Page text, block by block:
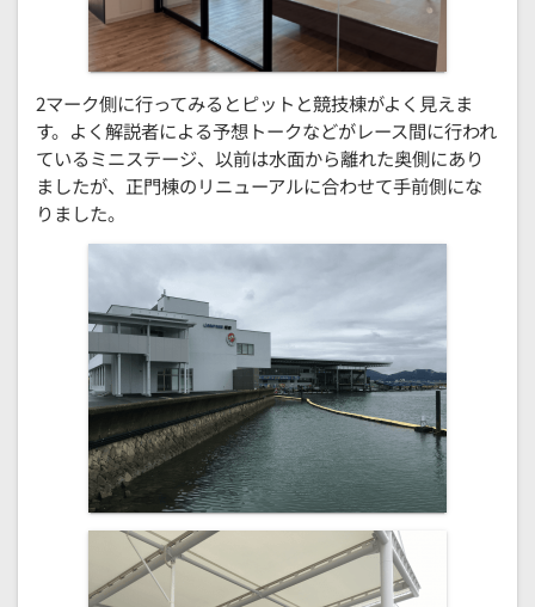
2マーク側に行ってみるとピットと競技棟がよく見えま
す。よく解説者による予想トークなどがレース間に行われ
ているミニステージ、以前は水面から離れた奥側にあり
ましたが、正門棟のリニューアルに合わせて手前側にな
りました。